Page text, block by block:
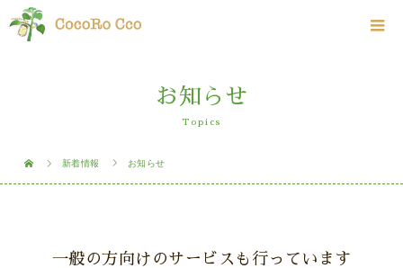
お知らせ
Topics
新着情報 お知らせ
一般の方向けのサービスも行っています